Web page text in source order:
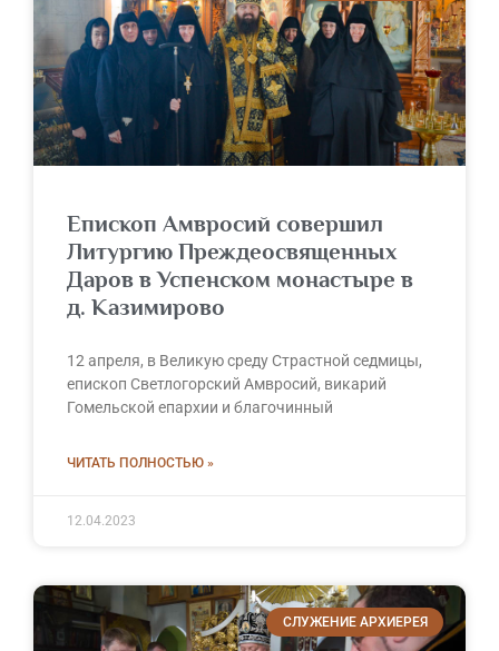
Епископ Амвросий совершил
Литургию Преждеосвященных
Даров в Успенском монастыре в
д. Казимирово
12 апреля, в Великую среду Страстной седмицы,
епископ Светлогорский Амвросий, викарий
Гомельской епархии и благочинный
ЧИТАТЬ ПОЛНОСТЬЮ »
12.04.2023
СЛУЖЕНИЕ АРХИЕРЕЯ